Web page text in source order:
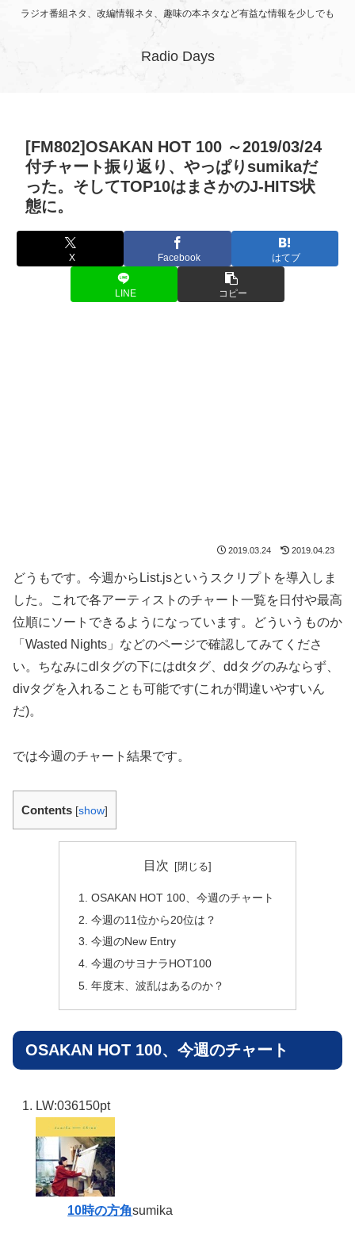
ラジオ番組ネタ、改編情報ネタ、趣味の本ネタなど有益な情報を少しでも
Radio Days
[FM802]OSAKAN HOT 100 ～2019/03/24
付チャート振り返り、やっぱりsumikaだ
った。そしてTOP10はまさかのJ-HITS状
態に。
X Facebook はてブ
LINE コピー
2019.03.24 2019.04.23
どうもです。今週からList.jsというスクリプトを導入しま
した。これで各アーティストのチャート一覧を日付や最高
位順にソートできるようになっています。どういうものか
「Wasted Nights」などのページで確認してみてくださ
い。ちなみにdlタグの下にはdtタグ、ddタグのみならず、
divタグを入れることも可能です(これが間違いやすいん
だ)。
では今週のチャート結果です。
Contents [show]
目次
OSAKAN HOT 100、今週のチャート
今週の11位から20位は？
今週のNew Entry
今週のサヨナラHOT100
年度末、波乱はあるのか？
OSAKAN HOT 100、今週のチャート
LW:036150pt
10時の方角sumika